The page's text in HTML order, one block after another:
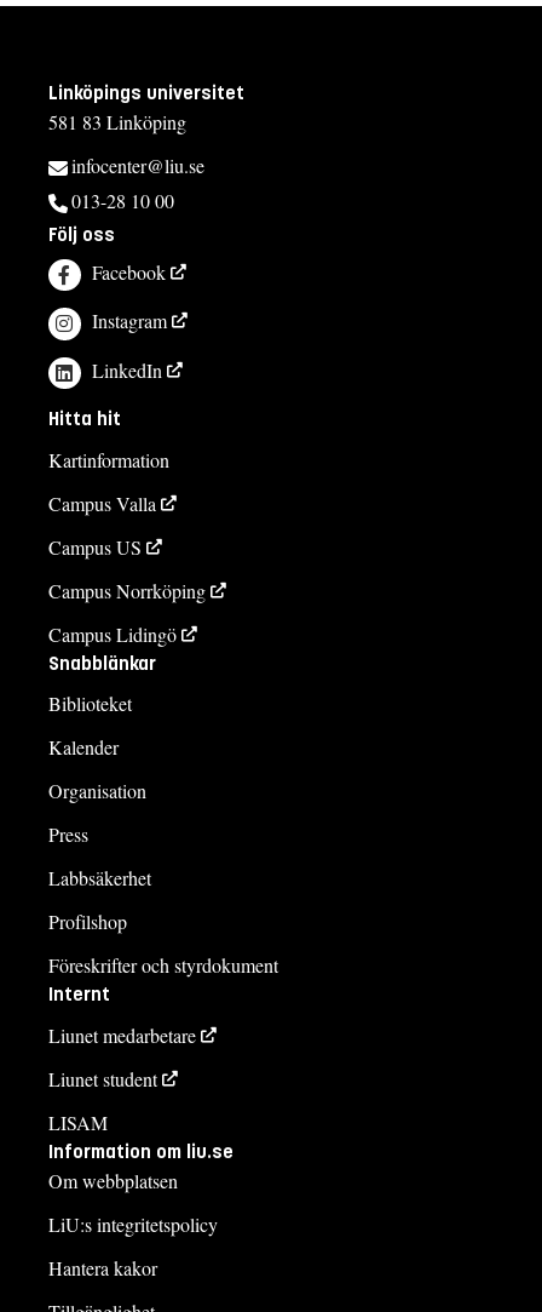
Linköpings universitet
581 83 Linköping
infocenter@liu.se
013-28 10 00
Följ oss
Facebook
Instagram
LinkedIn
Hitta hit
Kartinformation
Campus Valla
Campus US
Campus Norrköping
Campus Lidingö
Snabblänkar
Biblioteket
Kalender
Organisation
Press
Labbsäkerhet
Profilshop
Föreskrifter och styrdokument
Internt
Liunet medarbetare
Liunet student
LISAM
Information om liu.se
Om webbplatsen
LiU:s integritetspolicy
Hantera kakor